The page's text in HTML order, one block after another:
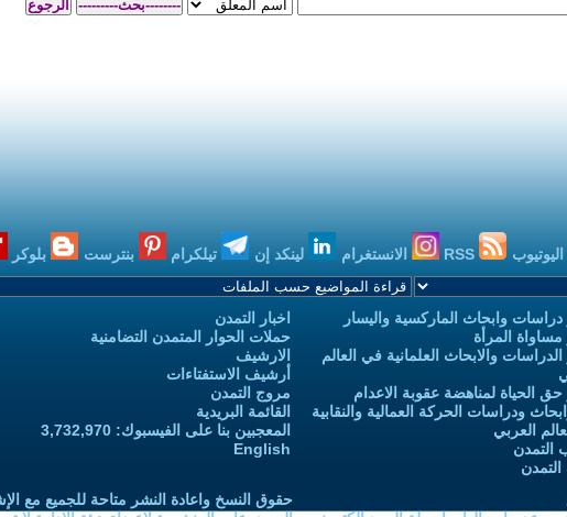
اليوتيوب الانستغرام لينكد إن تيلكرام بنترست بلوكر
وابحاث الماركسية واليسار
المرأة
والابحاث العلمانية في العالم
الحياة لمناهضة عقوبة الاعدام
ودراسات الحركة العمالية والنقابية
العربي
التمدن
التمدن
اخبار التمدن
حملات الحوار المتمدن التضامنية
الارشيف
أرشيف الاستفتاءات
مروج التمدن
القائمة البريدية
المعجبين بنا على الفيسبوك: 3,732,970
English
حقوق النسخ واعادة النشر متاحة للجميع مع